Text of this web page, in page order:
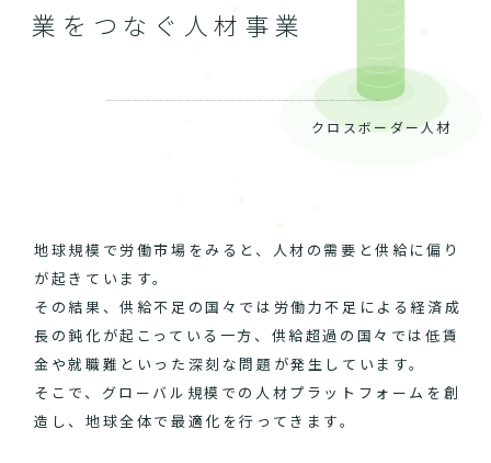
業をつなぐ人材事業
地球規模で労働市場をみると、人材の需要と供給に偏り
が起きています。
その結果、供給不足の国々では労働力不足による経済成
長の鈍化が起こっている一方、供給超過の国々では低賃
金や就職難といった深刻な問題が発生しています。
そこで、グローバル規模での人材プラットフォームを創
造し、地球全体で最適化を行ってきます。
クロスボーダー人材